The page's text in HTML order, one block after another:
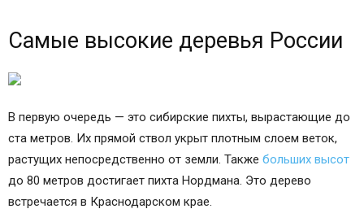
Самые высокие деревья России
В первую очередь — это сибирские пихты, вырастающие до
ста метров. Их прямой ствол укрыт плотным слоем веток,
растущих непосредственно от земли. Также больших высот
до 80 метров достигает пихта Нордмана. Это дерево
встречается в Краснодарском крае.